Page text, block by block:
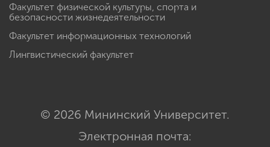
Факультет физической культуры, спорта и
безопасности жизнедеятельности
Факультет информационных технологий
Лингвистический факультет
© 2026 Мининский Университет.
Электронная почта: